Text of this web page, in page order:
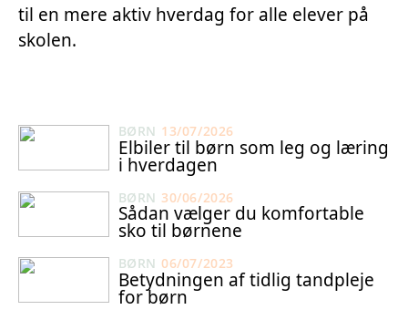
til en mere aktiv hverdag for alle elever på
skolen.
BØRN 13/07/2026
Elbiler til børn som leg og læring
i hverdagen
BØRN 30/06/2026
Sådan vælger du komfortable
sko til børnene
BØRN 06/07/2023
Betydningen af tidlig tandpleje
for børn